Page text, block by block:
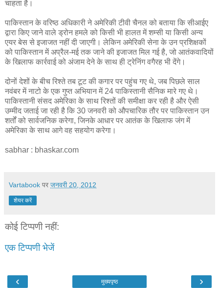
चाहता है।
पाकिस्तान के वरिष्ठ अधिकारी ने अमेरिकी टीवी चैनल को बताया कि सीआईए
द्वारा किए जाने वाले ड्रोन हमले को किसी भी हालत में शम्सी या किसी अन्य
एयर बेस से इजाजत नहीं दी जाएगी। लेकिन अमेरिकी सेना के उन प्रशिक्षकों
को पाकिस्तान में अप्रैल-मई तक जाने की इजाजत मिल गई है, जो आतंकवादियों
के खिलाफ कार्रवाई को अंजाम देने के साथ ही ट्रेनिंग वगैरह भी देंगे।
दोनों देशों के बीच रिश्ते तब टूट की कगार पर पहुंच गए थे, जब पिछले साल
नवंबर में नाटो के एक गुप्त अभियान में 24 पाकिस्तानी सैनिक मारे गए थे।
पाकिस्तानी संसद अमेरिका के साथ रिश्तों की समीक्षा कर रही है और ऐसी
उम्मीद जताई जा रही है कि 30 जनवरी को औपचारिक तौर पर पाकिस्तान उन
शर्तों को सार्वजनिक करेगा, जिनके आधार पर आतंक के खिलाफ जंग में
अमेरिका के साथ आगे वह सहयोग करेगा।
sabhar : bhaskar.com
Vartabook पर जनवरी 20, 2012
शेयर करें
कोई टिप्पणी नहीं:
एक टिप्पणी भेजें
‹ ›
मुख्यपृष्ठ